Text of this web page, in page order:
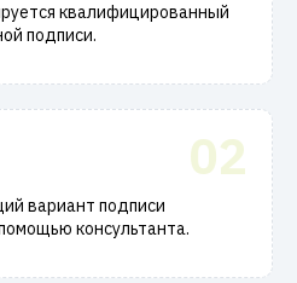
квалифицированный
подписи.
02
вариант подписи
консультанта.